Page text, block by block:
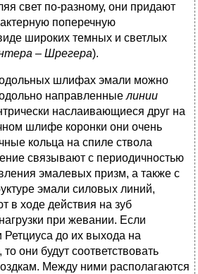
свет по-разному, они придают
поперечную
широких темных и светлых
– Шрегера).
шлифах эмали можно
направленные линии
наслаивающиеся друг на
шлифе коронки они очень
кольца на спиле ствола
связывают с периодичностью
эмалевых призм, а также с
эмали силовых линий,
в ходе действия на зуб
при жевании. Если
Ретциуса до их выхода на
они будут соответствовать
Между ними располагаются